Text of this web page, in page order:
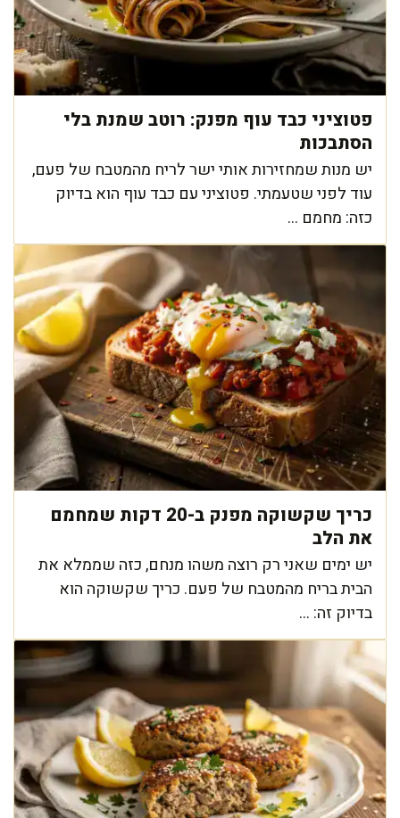
פטוציני כבד עוף מפנק: רוטב שמנת בלי
הסתבכות
יש מנות שמחזירות אותי ישר לריח מהמטבח של פעם,
עוד לפני שטעמתי. פטוציני עם כבד עוף הוא בדיוק
כזה: מחמם ...
כריך שקשוקה מפנק ב-20 דקות שמחמם
את הלב
יש ימים שאני רק רוצה משהו מנחם, כזה שממלא את
הבית בריח מהמטבח של פעם. כריך שקשוקה הוא
בדיוק זה: ...